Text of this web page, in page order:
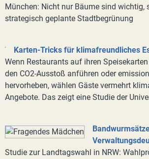
München: Nicht nur Bäume sind wichtig,
strategisch geplante Stadtbegrünung
Karten-Tricks für klimafreundliches
Wenn Restaurants auf ihren
den CO2-Ausstoß anführen oder
hervorheben, wählen Gäste vermehrt
Angebote. Das zeigt eine Studie der
Studie zur Landtagswahl in NRW: